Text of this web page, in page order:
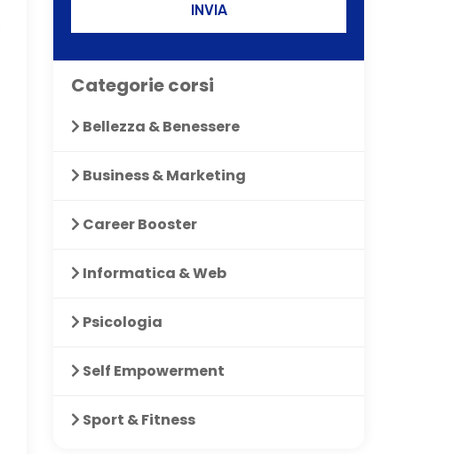
INVIA
Categorie corsi
Bellezza & Benessere
Business & Marketing
Career Booster
Informatica & Web
Psicologia
Self Empowerment
Sport & Fitness